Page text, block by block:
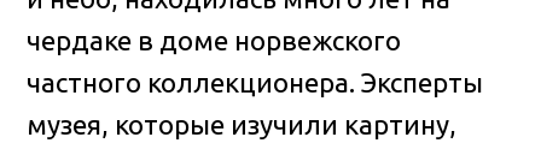
чердаке в доме норвежского
частного коллекционера. Эксперты
музея, которые изучили картину,